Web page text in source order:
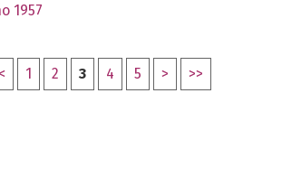
1957
< 1 2 3 4 5 > >>